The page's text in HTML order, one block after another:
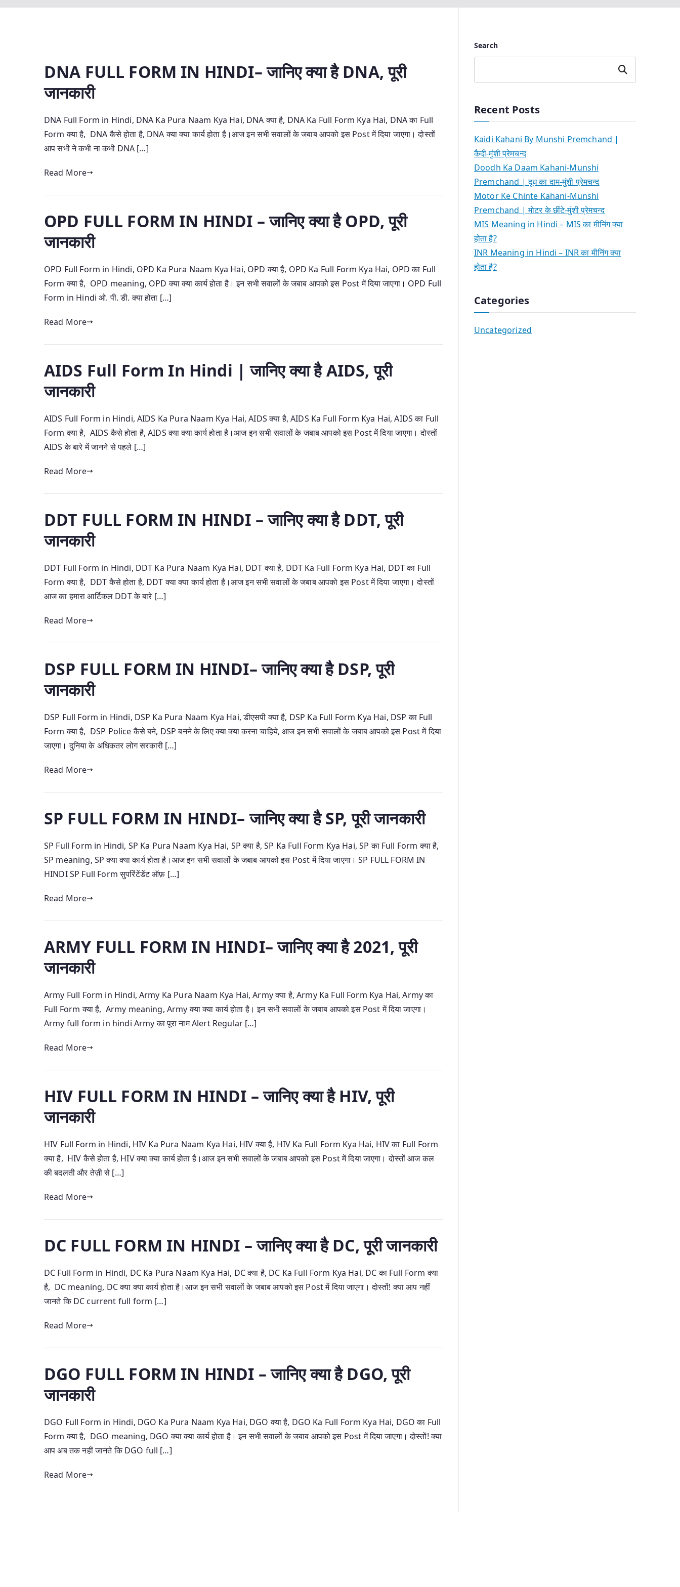
DNA FULL FORM IN HINDI– जानिए क्या है DNA, पूरी
जानकारी
DNA Full Form in Hindi, DNA Ka Pura Naam Kya Hai, DNA क्या है, DNA Ka Full Form Kya Hai, DNA का Full
Form क्या है, DNA कैसे होता है, DNA क्या क्या कार्य होता है।आज इन सभी सवालों के जबाब आपको इस Post में दिया जाएगा। दोस्तों
आप सभी ने कभी ना कभी DNA […]
Read More
OPD FULL FORM IN HINDI – जानिए क्या है OPD, पूरी
जानकारी
OPD Full Form in Hindi, OPD Ka Pura Naam Kya Hai, OPD क्या है, OPD Ka Full Form Kya Hai, OPD का Full
Form क्या है, OPD meaning, OPD क्या क्या कार्य होता है। इन सभी सवालों के जबाब आपको इस Post में दिया जाएगा। OPD Full
Form in Hindi ओ. पी. डी. क्या होता […]
Read More
AIDS Full Form In Hindi | जानिए क्या है AIDS, पूरी
जानकारी
AIDS Full Form in Hindi, AIDS Ka Pura Naam Kya Hai, AIDS क्या है, AIDS Ka Full Form Kya Hai, AIDS का Full
Form क्या है, AIDS कैसे होता है, AIDS क्या क्या कार्य होता है।आज इन सभी सवालों के जबाब आपको इस Post में दिया जाएगा। दोस्तों
AIDS के बारे में जानने से पहले […]
Read More
DDT FULL FORM IN HINDI – जानिए क्या है DDT, पूरी
जानकारी
DDT Full Form in Hindi, DDT Ka Pura Naam Kya Hai, DDT क्या है, DDT Ka Full Form Kya Hai, DDT का Full
Form क्या है, DDT कैसे होता है, DDT क्या क्या कार्य होता है।आज इन सभी सवालों के जबाब आपको इस Post में दिया जाएगा। दोस्तों
आज का हमारा आर्टिकल DDT के बारे […]
Read More
DSP FULL FORM IN HINDI– जानिए क्या है DSP, पूरी
जानकारी
DSP Full Form in Hindi, DSP Ka Pura Naam Kya Hai, डीएसपी क्या है, DSP Ka Full Form Kya Hai, DSP का Full
Form क्या है, DSP Police कैसे बने, DSP बनने के लिए क्या क्या करना चाहिये, आज इन सभी सवालों के जबाब आपको इस Post में दिया
जाएगा। दुनिया के अधिकतर लोग सरकारी […]
Read More
SP FULL FORM IN HINDI– जानिए क्या है SP, पूरी जानकारी
SP Full Form in Hindi, SP Ka Pura Naam Kya Hai, SP क्या है, SP Ka Full Form Kya Hai, SP का Full Form क्या है,
SP meaning, SP क्या क्या कार्य होता है।आज इन सभी सवालों के जबाब आपको इस Post में दिया जाएगा। SP FULL FORM IN
HINDI SP Full Form सुपरिंटेंडेंट ऑफ़ […]
Read More
ARMY FULL FORM IN HINDI– जानिए क्या है 2021, पूरी
जानकारी
Army Full Form in Hindi, Army Ka Pura Naam Kya Hai, Army क्या है, Army Ka Full Form Kya Hai, Army का
Full Form क्या है, Army meaning, Army क्या क्या कार्य होता है। इन सभी सवालों के जबाब आपको इस Post में दिया जाएगा।
Army full form in hindi Army का पूरा नाम Alert Regular […]
Read More
HIV FULL FORM IN HINDI – जानिए क्या है HIV, पूरी
जानकारी
HIV Full Form in Hindi, HIV Ka Pura Naam Kya Hai, HIV क्या है, HIV Ka Full Form Kya Hai, HIV का Full Form
क्या है, HIV कैसे होता है, HIV क्या क्या कार्य होता है।आज इन सभी सवालों के जबाब आपको इस Post में दिया जाएगा। दोस्तों आज कल
की बदलती और तेज़ी से […]
Read More
DC FULL FORM IN HINDI – जानिए क्या है DC, पूरी जानकारी
DC Full Form in Hindi, DC Ka Pura Naam Kya Hai, DC क्या है, DC Ka Full Form Kya Hai, DC का Full Form क्या
है, DC meaning, DC क्या क्या कार्य होता है।आज इन सभी सवालों के जबाब आपको इस Post में दिया जाएगा। दोस्तों! क्या आप नहीं
जानते कि DC current full form […]
Read More
DGO FULL FORM IN HINDI – जानिए क्या है DGO, पूरी
जानकारी
DGO Full Form in Hindi, DGO Ka Pura Naam Kya Hai, DGO क्या है, DGO Ka Full Form Kya Hai, DGO का Full
Form क्या है, DGO meaning, DGO क्या क्या कार्य होता है। इन सभी सवालों के जबाब आपको इस Post में दिया जाएगा। दोस्तों! क्या
आप अब तक नहीं जानते कि DGO full […]
Read More
Search
Search
Recent Posts
Kaidi Kahani By Munshi Premchand |
कैदी-मुंशी प्रेमचन्द
Doodh Ka Daam Kahani-Munshi
Premchand | दूध का दाम-मुंशी प्रेमचन्द
Motor Ke Chinte Kahani-Munshi
Premchand | मोटर के छींटे-मुंशी प्रेमचन्द
MIS Meaning in Hindi – MIS का मीनिंग क्या
होता है?
INR Meaning in Hindi – INR का मीनिंग क्या
होता है?
Categories
Uncategorized